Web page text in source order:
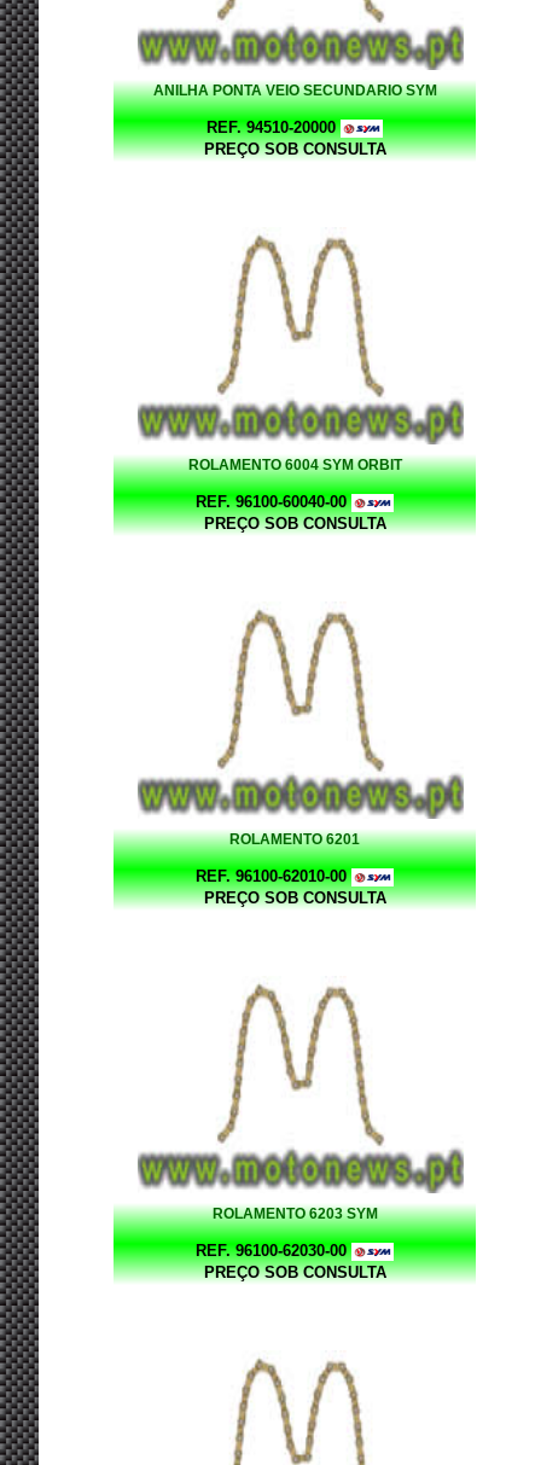
ANILHA PONTA VEIO SECUNDARIO SYM
REF. 94510-20000
PREÇO SOB CONSULTA
ROLAMENTO 6004 SYM ORBIT
REF. 96100-60040-00
PREÇO SOB CONSULTA
ROLAMENTO 6201
REF. 96100-62010-00
PREÇO SOB CONSULTA
ROLAMENTO 6203 SYM
REF. 96100-62030-00
PREÇO SOB CONSULTA